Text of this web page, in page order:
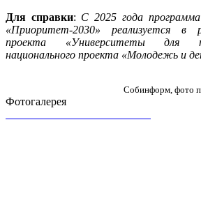
Для справки: С 2025 года
«Приоритет-2030» реализуется в
проекта «Университеты для
национального проекта «Молодежь и
Собинформ, фото
Фотогалерея